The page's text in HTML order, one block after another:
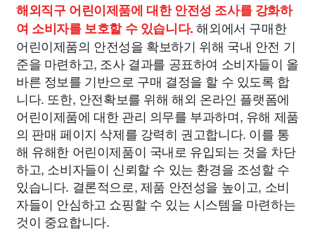
해외직구 어린이제품에 대한 안전성 조사를 강화하
여 소비자를 보호할 수 있습니다.해외에서 구매한
어린이제품의 안전성을 확보하기 위해 국내 안전 기
준을 마련하고, 조사 결과를 공표하여 소비자들이 올
바른 정보를 기반으로 구매 결정을 할 수 있도록 합
니다. 또한, 안전확보를 위해 해외 온라인 플랫폼에
어린이제품에 대한 관리 의무를 부과하며, 유해 제품
의 판매 페이지 삭제를 강력히 권고합니다. 이를 통
해 유해한 어린이제품이 국내로 유입되는 것을 차단
하고, 소비자들이 신뢰할 수 있는 환경을 조성할 수
있습니다. 결론적으로, 제품 안전성을 높이고, 소비
자들이 안심하고 쇼핑할 수 있는 시스템을 마련하는
것이 중요합니다.